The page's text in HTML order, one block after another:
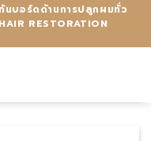
นบอร์ดด้านการปลูกผมทั่ว
RESTORATION